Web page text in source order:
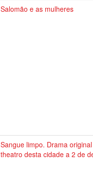
Salomão e as mulheres
Sangue limpo. Drama
theatro desta cidade a 2 de